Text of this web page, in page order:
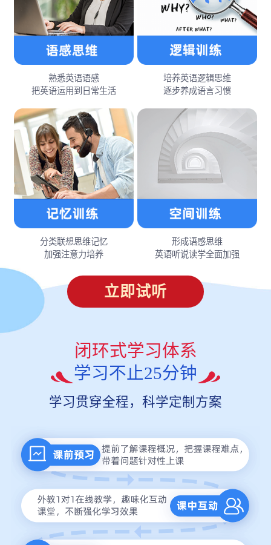
熟悉英语语感
把英语运用到日常生活
培养英语逻辑思维
逐步养成语言习惯
分类联想思维记忆
加强注意力培养
形成语感思维
英语听说读学全面加强
立即试听
闭环式学习体系
学习不止25分钟
学习贯穿全程，科学定制方案